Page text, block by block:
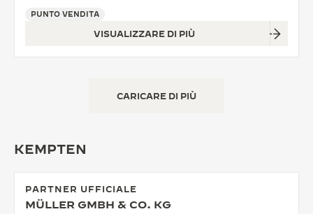
PUNTO VENDITA
VISUALIZZARE DI PIÙ
CARICARE DI PIÙ
KEMPTEN
PARTNER UFFICIALE
MÜLLER GMBH & CO. KG